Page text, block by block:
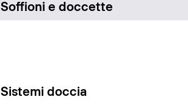
Soffioni e doccette
Sistemi doccia